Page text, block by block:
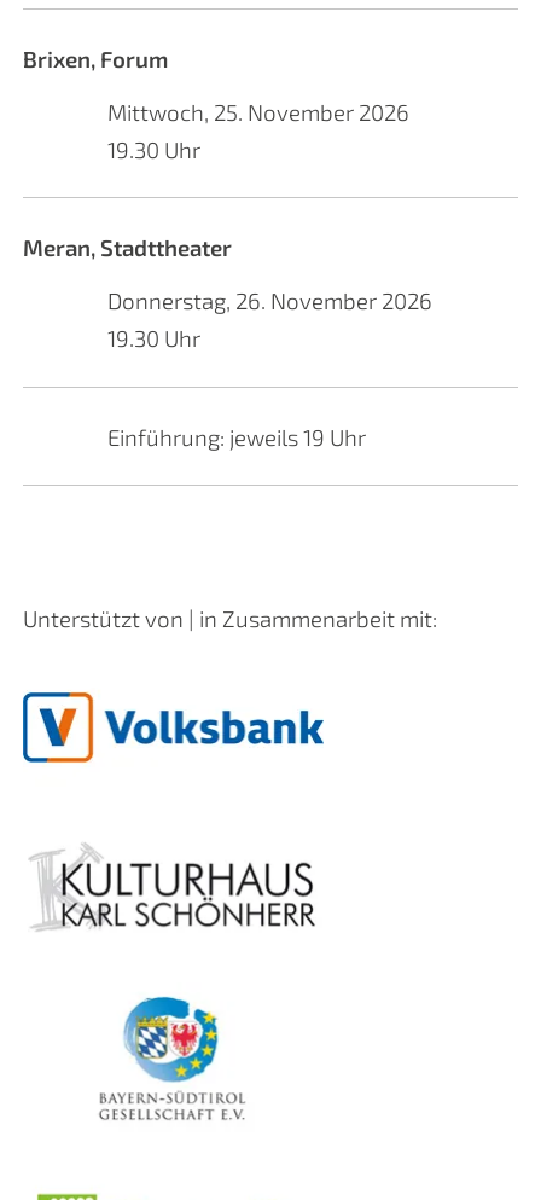
Brixen, Forum
Mittwoch, 25. November 2026
19.30 Uhr
Meran, Stadttheater
Donnerstag, 26. November 2026
19.30 Uhr
Einführung: jeweils 19 Uhr
Unterstützt von | in Zusammenarbeit mit: